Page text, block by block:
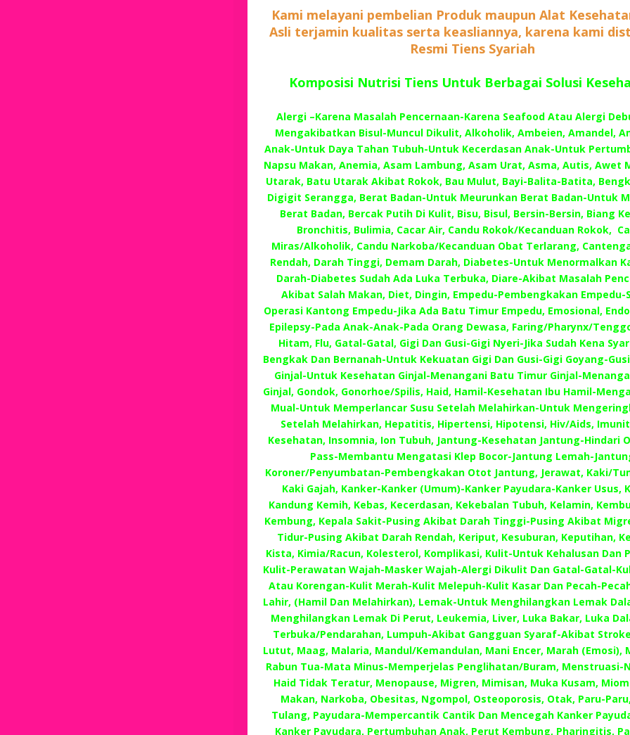
Kami melayani pembelian Produk maupun Alat
Asli terjamin kualitas serta keasliannya, karena kami
Resmi Tiens Syariah
Komposisi Nutrisi Tiens Untuk Berbagai Solusi
Alergi –Karena Masalah Pencernaan-Karena Seafood Atau Alergi
Mengakibatkan Bisul-Muncul Dikulit, Alkoholik, Ambeien, Amandel,
Anak-Untuk Daya Tahan Tubuh-Untuk Kecerdasan Anak-Untuk
Napsu Makan, Anemia, Asam Lambung, Asam Urat, Asma, Autis, Awet
Utarak, Batu Utarak Akibat Rokok, Bau Mulut, Bayi-Balita-Batita,
Digigit Serangga, Berat Badan-Untuk Meurunkan Berat Badan-Untuk
Berat Badan, Bercak Putih Di Kulit, Bisu, Bisul, Bersin-Bersin, Biang
Bronchitis, Bulimia, Cacar Air, Candu Rokok/Kecanduan Rokok,
Miras/Alkoholik, Candu Narkoba/Kecanduan Obat Terlarang,
Rendah, Darah Tinggi, Demam Darah, Diabetes-Untuk Menormalkan
Darah-Diabetes Sudah Ada Luka Terbuka, Diare-Akibat Masalah
Akibat Salah Makan, Diet, Dingin, Empedu-Pembengkakan Empedu-
Operasi Kantong Empedu-Jika Ada Batu Timur Empedu, Emosional,
Epilepsy-Pada Anak-Anak-Pada Orang Dewasa, Faring/Pharynx/
Hitam, Flu, Gatal-Gatal, Gigi Dan Gusi-Gigi Nyeri-Jika Sudah Kena
Bengkak Dan Bernanah-Untuk Kekuatan Gigi Dan Gusi-Gigi Goyang-
Ginjal-Untuk Kesehatan Ginjal-Menangani Batu Timur Ginjal-
Ginjal, Gondok, Gonorhoe/Spilis, Haid, Hamil-Kesehatan Ibu Hamil-
Mual-Untuk Memperlancar Susu Setelah Melahirkan-Untuk
Setelah Melahirkan, Hepatitis, Hipertensi, Hipotensi, Hiv/Aids,
Kesehatan, Insomnia, Ion Tubuh, Jantung-Kesehatan Jantung-Hindari
Pass-Membantu Mengatasi Klep Bocor-Jantung Lemah-
Koroner/Penyumbatan-Pembengkakan Otot Jantung, Jerawat, Kaki/
Kaki Gajah, Kanker-Kanker (Umum)-Kanker Payudara-Kanker Usus,
Kandung Kemih, Kebas, Kecerdasan, Kekebalan Tubuh, Kelamin,
Kembung, Kepala Sakit-Pusing Akibat Darah Tinggi-Pusing Akibat
Tidur-Pusing Akibat Darah Rendah, Keriput, Kesuburan, Keputihan,
Kista, Kimia/Racun, Kolesterol, Komplikasi, Kulit-Untuk Kehalusan Dan
Kulit-Perawatan Wajah-Masker Wajah-Alergi Dikulit Dan Gatal-Gatal-
Atau Korengan-Kulit Merah-Kulit Melepuh-Kulit Kasar Dan Pecah-
Lahir, (Hamil Dan Melahirkan), Lemak-Untuk Menghilangkan Lemak
Menghilangkan Lemak Di Perut, Leukemia, Liver, Luka Bakar, Luka
Terbuka/Pendarahan, Lumpuh-Akibat Gangguan Syaraf-Akibat
Lutut, Maag, Malaria, Mandul/Kemandulan, Mani Encer, Marah (Emosi),
Rabun Tua-Mata Minus-Memperjelas Penglihatan/Buram, Menstruasi-
Haid Tidak Teratur, Menopause, Migren, Mimisan, Muka Kusam,
Makan, Narkoba, Obesitas, Ngompol, Osteoporosis, Otak, Paru-
Tulang, Payudara-Mempercantik Cantik Dan Mencegah Kanker
Kanker Payudara, Pertumbuhan Anak, Perut Kembung, Pharingitis,